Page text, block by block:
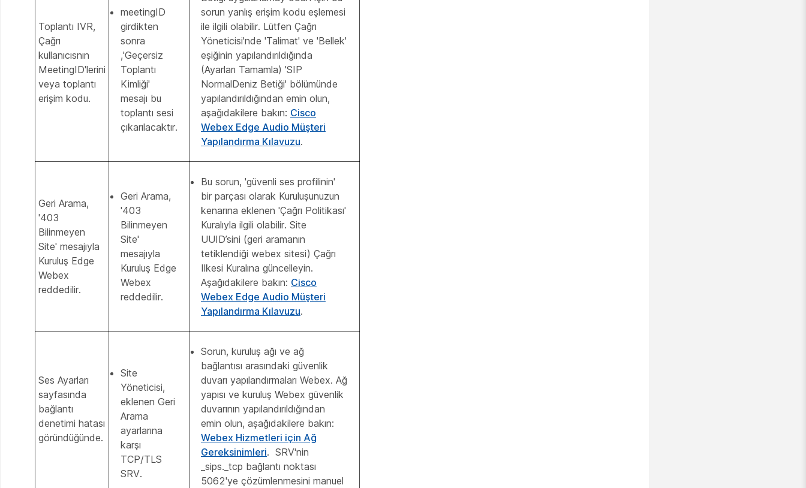
Toplantı IVR,
Çağrı
kullanıcısnın
MeetingID'lerini
veya toplantı
erişim kodu.
meetingID
girdikten
sonra
,'Geçersiz
Toplantı
Kimliği'
mesajı bu
toplantı sesi
çıkarılacaktır.
sorun yanlış erişim kodu eşlemesi
ile ilgili olabilir. Lütfen Çağrı
Yöneticisi'nde 'Talimat' ve 'Bellek'
eşiğinin yapılandırıldığında
(Ayarları Tamamla) 'SIP
NormalDeniz Betiği' bölümünde
yapılandırıldığından emin olun,
aşağıdakilere bakın: Cisco
Webex Edge Audio Müşteri
Yapılandırma Kılavuzu.
Geri Arama,
'403
Bilinmeyen
Site' mesajıyla
Kuruluş Edge
Webex
reddedilir.
Geri Arama,
'403
Bilinmeyen
Site'
mesajıyla
Kuruluş Edge
Webex
reddedilir.
Bu sorun, 'güvenli ses profilinin'
bir parçası olarak Kuruluşunuzun
kenarına eklenen 'Çağrı Politikası'
Kuralıyla ilgili olabilir. Site
UUID’sini (geri aramanın
tetiklendiği webex sitesi) Çağrı
Ilkesi Kuralına güncelleyin.
Aşağıdakilere bakın: Cisco
Webex Edge Audio Müşteri
Yapılandırma Kılavuzu.
Ses Ayarları
sayfasında
bağlantı
denetimi hatası
göründüğünde.
Site
Yöneticisi,
eklenen Geri
Arama
ayarlarına
karşı
TCP/TLS
SRV.
Sorun, kuruluş ağı ve ağ
bağlantısı arasındaki güvenlik
duvarı yapılandırmaları Webex. Ağ
yapısı ve kuruluş Webex güvenlik
duvarının yapılandırıldığından
emin olun, aşağıdakilere bakın:
Webex Hizmetleri için Ağ
Gereksinimleri. SRV'nin
_sips._tcp bağlantı noktası
5062'ye çözümlenmesini manuel